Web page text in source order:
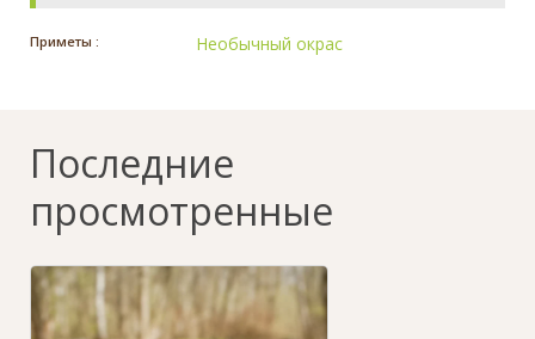
Приметы : Необычный окрас
Последние
просмотренные